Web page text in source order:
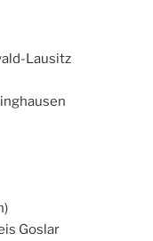
Lausitz
Goslar